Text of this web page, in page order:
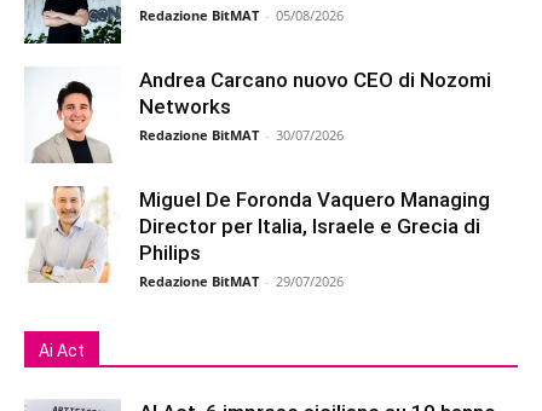
Redazione BitMAT - 05/08/2026
Andrea Carcano nuovo CEO di Nozomi
Networks
Redazione BitMAT - 30/07/2026
Miguel De Foronda Vaquero Managing
Director per Italia, Israele e Grecia di
Philips
Redazione BitMAT - 29/07/2026
Ai Act